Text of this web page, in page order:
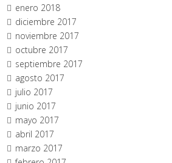
enero 2018
diciembre 2017
noviembre 2017
octubre 2017
septiembre 2017
agosto 2017
julio 2017
junio 2017
mayo 2017
abril 2017
marzo 2017